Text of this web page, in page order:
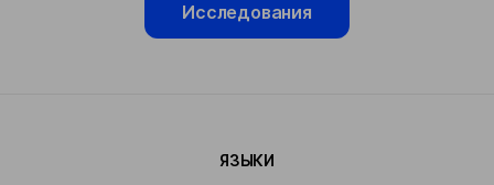
Исследования
ЯЗЫКИ